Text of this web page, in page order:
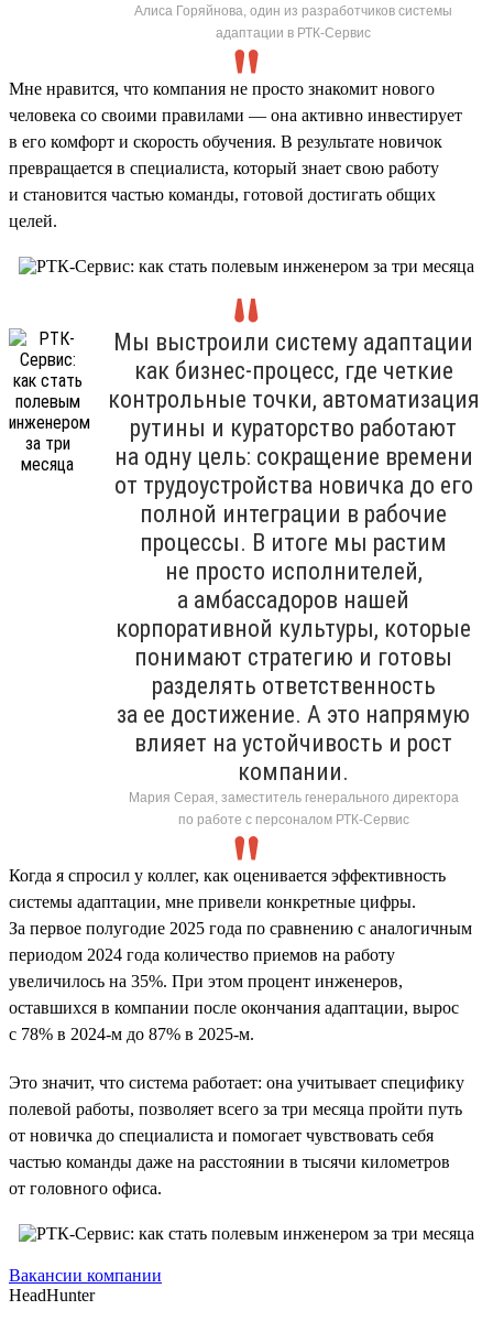
Алиса Горяйнова, один из разработчиков системы
адаптации в РТК-Сервис
Мне нравится, что компания не просто знакомит нового
человека со своими правилами — она активно инвестирует
в его комфорт и скорость обучения. В результате новичок
превращается в специалиста, который знает свою работу
и становится частью команды, готовой достигать общих
целей.
Мы выстроили систему адаптации
как бизнес-процесс, где четкие
контрольные точки, автоматизация
рутины и кураторство работают
на одну цель: сокращение времени
от трудоустройства новичка до его
полной интеграции в рабочие
процессы. В итоге мы растим
не просто исполнителей,
а амбассадоров нашей
корпоративной культуры, которые
понимают стратегию и готовы
разделять ответственность
за ее достижение. А это напрямую
влияет на устойчивость и рост
компании.
Мария Серая, заместитель генерального директора
по работе с персоналом РТК-Сервис
Когда я спросил у коллег, как оценивается эффективность
системы адаптации, мне привели конкретные цифры.
За первое полугодие 2025 года по сравнению с аналогичным
периодом 2024 года количество приемов на работу
увеличилось на 35%. При этом процент инженеров,
оставшихся в компании после окончания адаптации, вырос
с 78% в 2024-м до 87% в 2025-м.
Это значит, что система работает: она учитывает специфику
полевой работы, позволяет всего за три месяца пройти путь
от новичка до специалиста и помогает чувствовать себя
частью команды даже на расстоянии в тысячи километров
от головного офиса.
Вакансии компании
HeadHunter